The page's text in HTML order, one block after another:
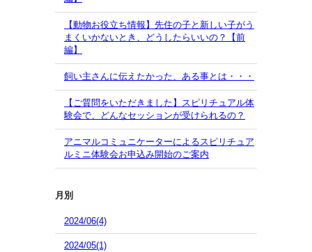
【動物お役立ち情報】先住の子と新しい子がう
まくいかないとき、どうしたらいいの？【前
編】
飼い主さんに伝えたかった、ある事とは・・・
【ご質問をいただきました】スピリチュアル体
験会で、どんなセッションが受けられるの？
アニマルコミュニケーターによるスピリチュア
ルミニ体験会お申込み開始のご案内
月別
2024/06(4)
2024/05(1)